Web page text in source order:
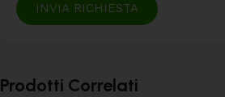
INVIA RICHIESTA
Prodotti Correlati